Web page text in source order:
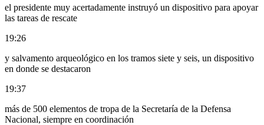
el presidente muy acertadamente instruyó un dispositivo para apoyar
las tareas de rescate
19:26
y salvamento arqueológico en los tramos siete y seis, un dispositivo
en donde se destacaron
19:37
más de 500 elementos de tropa de la Secretaría de la Defensa
Nacional, siempre en coordinación